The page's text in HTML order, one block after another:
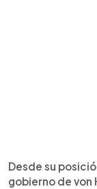
Desde su
gobierno de von